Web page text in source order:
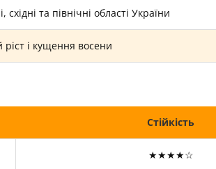
східні та північні області України
і кущення восени
Стійкість
★★★★☆